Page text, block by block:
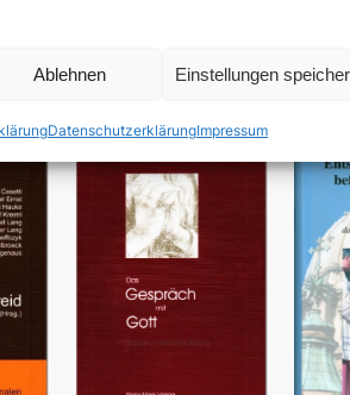
Ablehnen Einstellungen
DatenschutzerklärungImpressum